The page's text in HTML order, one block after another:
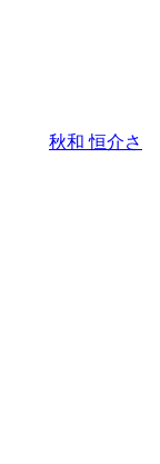
秋和 恒介さ